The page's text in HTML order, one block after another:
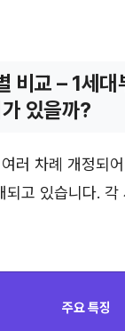
비교 – 1세
있을까?
러 차례 개정되
고 있습니다. 각
주요 특징